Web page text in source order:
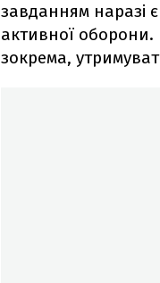
завданням наразі
активної оборони.
зокрема,